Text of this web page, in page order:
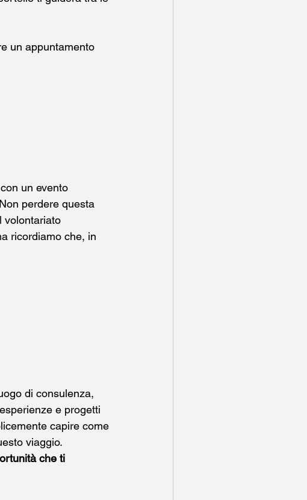
un appuntamento
con un evento
perdere questa
volontariato
ricordiamo che, in
di consulenza,
e progetti
capire come
viaggio.
che ti